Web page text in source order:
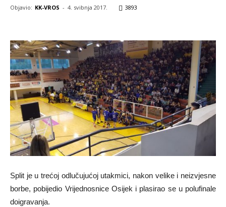
Objavio: KK-VROS - 4. svibnja 2017. 3893
Split je u trećoj odlučujućoj utakmici, nakon velike i neizvjesne
borbe, pobijedio Vrijednosnice Osijek i plasirao se u polufinale
doigravanja.